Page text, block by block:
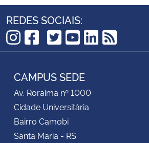
REDES SOCIAIS:
Instagram
Facebook
TikTok
Twitter
YouTube
LinkedIn
RSS
CAMPUS SEDE
Av. Roraima nº 1000
Cidade Universitária
Bairro Camobi
Santa Maria - RS